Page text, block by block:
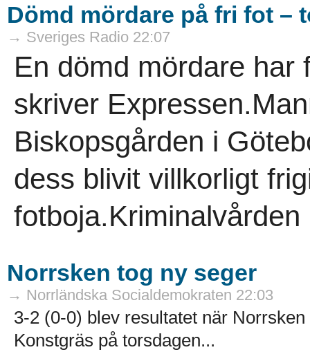
Dömd mördare på fri fot –
→ Sveriges Radio 22:07
En dömd mördare har
skriver
Biskopsgården i
dess blivit villkorligt
fotboja.Kriminalvården
Norrsken tog ny seger
→ Norrländska Socialdemokraten 22:03
3-2 (0-0) blev resultatet när
Konstgräs på torsdagen...